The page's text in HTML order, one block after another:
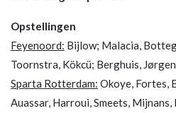
Opstellingen
Feyenoord: Bijlow; Malacia,
Toornstra, Kökcü; Berghuis,
Sparta Rotterdam: Okoye, Fortes,
Auassar, Harroui, Smeets, Mijnans,